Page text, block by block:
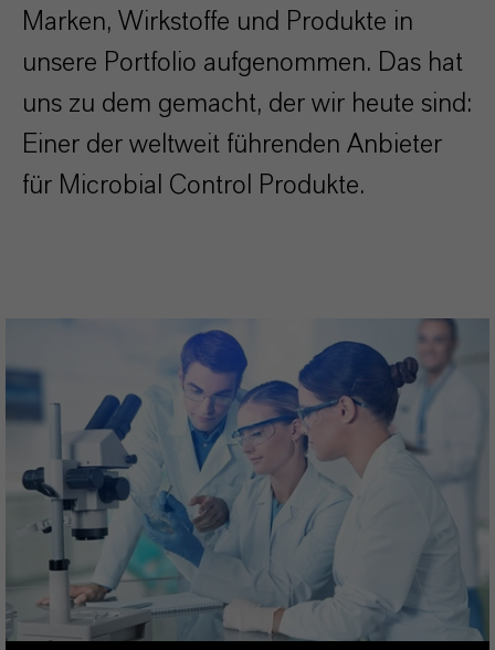
Marken, Wirkstoffe und Produkte in
unsere Portfolio aufgenommen. Das hat
uns zu dem gemacht, der wir heute sind:
Einer der weltweit führenden Anbieter
für Microbial Control Produkte.